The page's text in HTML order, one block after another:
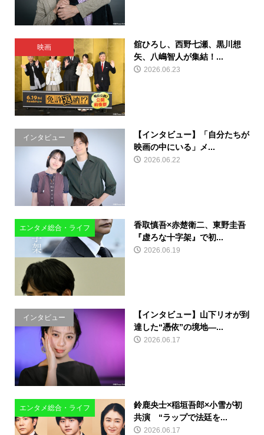
映画
舘ひろし、西野七瀬、黒川想
矢、八嶋智人が集結！...
2026.06.23
インタビュー
【インタビュー】「自分たちが
映画の中にいる」メ...
2026.06.22
エンタメ総合・ライフ
香取慎吾×赤楚衛二、東野圭吾
『虚ろな十字架』で初...
2026.06.19
インタビュー
【インタビュー】山下リオが到
達した“憑依”の境地―...
2026.06.17
エンタメ総合・ライフ
鈴鹿央士×稲垣吾郎×小雪が初
共演 “ラップで法廷を...
2026.06.17